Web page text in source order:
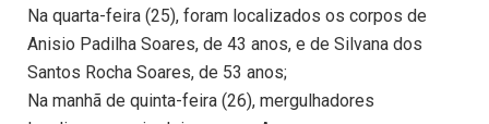
Na quarta-feira (25), foram localizados os corpos de
Anisio Padilha Soares, de 43 anos, e de Silvana dos
Santos Rocha Soares, de 53 anos;
Na manhã de quinta-feira (26), mergulhadores